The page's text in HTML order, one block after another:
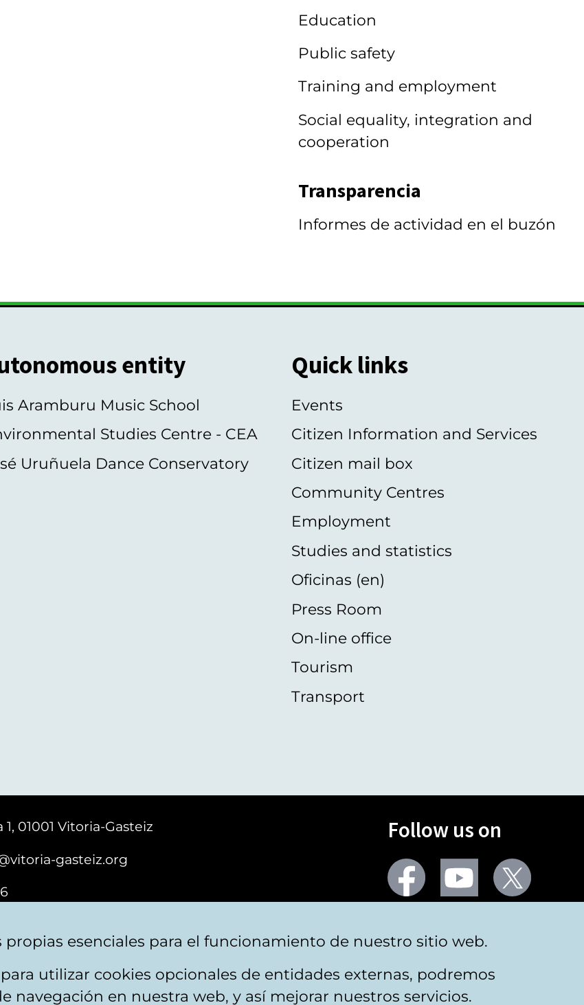
Education
Public safety
Training and employment
Social equality, integration and
cooperation
Transparencia
Informes de actividad en el buzón
entity
Aramburu Music School
Studies Centre - CEA
Uruñuela Dance Conservatory
Quick links
Events
Citizen Information and Services
Citizen mail box
Community Centres
Employment
Studies and statistics
Oficinas (en)
Press Room
On-line office
Tourism
Transport
1, 01001 Vitoria-Gasteiz
gasteiz.org
Follow us on
Facebook Youtube
map Accessibility Contact
esenciales para el funcionamiento de nuestro sitio web.
utilizar cookies opcionales de entidades externas, podremos
navegación en nuestra web, y así mejorar nuestros servicios.